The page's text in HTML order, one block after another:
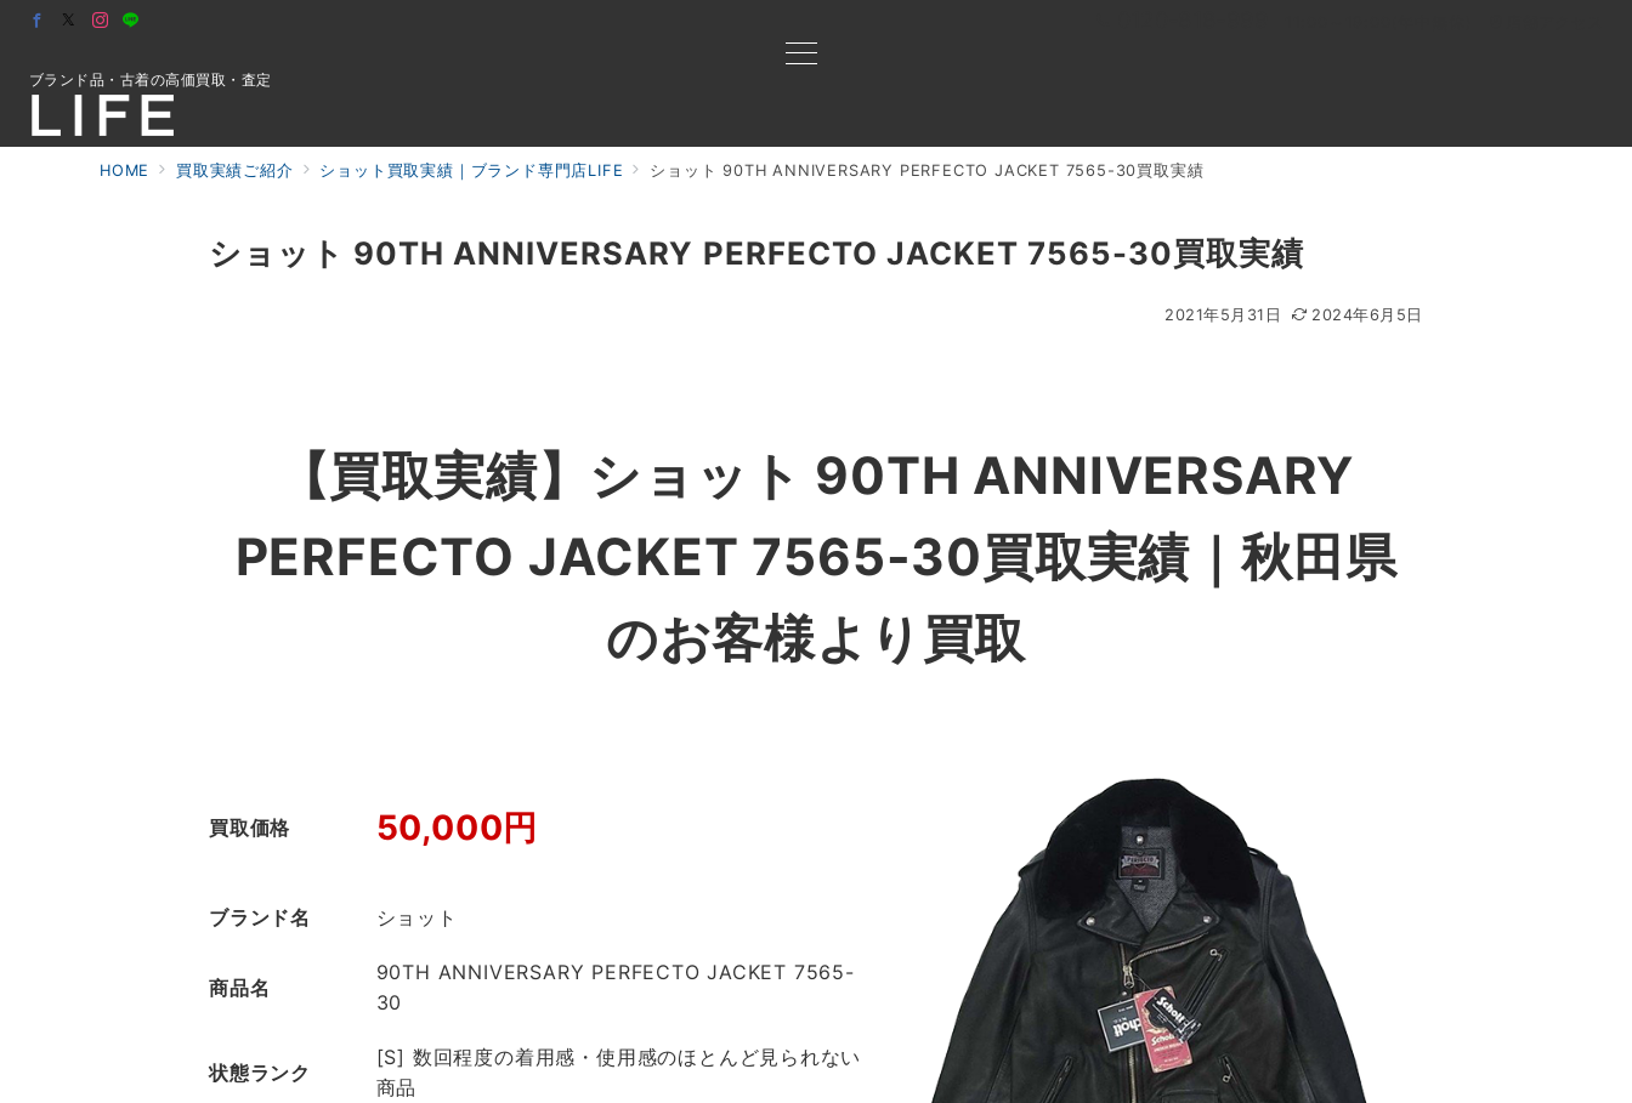
ブランド品・古着の高価買取・査定
HOME 買取実績ご紹介 ショット買取実績｜ブランド専門店LIFE ショット 90TH ANNIVERSARY PERFECTO JACKET 7565-30買取実績
ショット 90TH ANNIVERSARY PERFECTO JACKET 7565-30買取実績
2021年5月31日 2024年6月5日
【買取実績】ショット 90TH ANNIVERSARY
PERFECTO JACKET 7565-30買取実績｜秋田県
のお客様より買取
買取価格 50,000円
ブランド名 ショット
商品名
90TH ANNIVERSARY PERFECTO JACKET 7565-
30
状態ランク
[S] 数回程度の着用感・使用感のほとんど見られない
商品